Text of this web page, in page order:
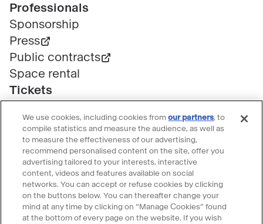
Professionals
Sponsorship
Press
Public contracts
Space rental
Tickets
Customer service
Ticketing FAQ
Terms & conditions
Visitor guidelines
Follow le Grand Palais
Accéder
Accéder
Accéder
Accéder
Accéder
We use cookies, including cookies fromour partners, to
compile statistics and measure the audience, as well as
to measure the effectiveness of our advertising,
recommend personalised content on the site, offer you
advertising tailored to your interests, interactive
content, videos and features available on social
networks. You can accept or refuse cookies by clicking
on the buttons below. You can thereafter change your
mind at any time by clicking on “Manage Cookies” found
at the bottom of every page on the website. If you wish